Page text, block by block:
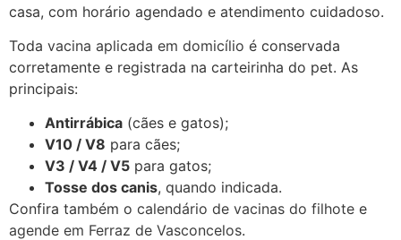
casa, com horário agendado e atendimento cuidadoso.
Toda vacina aplicada em domicílio é conservada
corretamente e registrada na carteirinha do pet. As
principais:
Antirrábica (cães e gatos);
V10 / V8 para cães;
V3 / V4 / V5 para gatos;
Tosse dos canis, quando indicada.
Confira também o calendário de vacinas do filhote e
agende em Ferraz de Vasconcelos.